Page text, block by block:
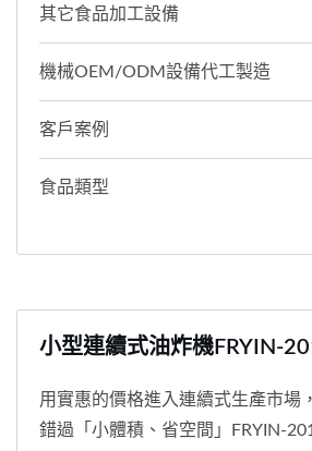
其它食品加工設備
機械OEM/ODM設備代工製造
客戶案例
食品類型
小型連續式油炸機FRYIN-
用實惠的價格進入連續式生產市場
錯過「小體積、省空間」FRYIN-